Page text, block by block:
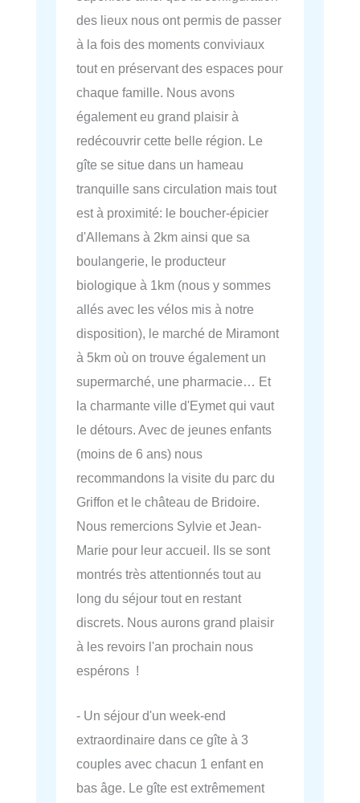
des lieux nous ont permis de passer
à la fois des moments conviviaux
tout en préservant des espaces pour
chaque famille. Nous avons
également eu grand plaisir à
redécouvrir cette belle région. Le
gîte se situe dans un hameau
tranquille sans circulation mais tout
est à proximité: le boucher-épicier
d'Allemans à 2km ainsi que sa
boulangerie, le producteur
biologique à 1km (nous y sommes
allés avec les vélos mis à notre
disposition), le marché de Miramont
à 5km où on trouve également un
supermarché, une pharmacie… Et
la charmante ville d'Eymet qui vaut
le détours. Avec de jeunes enfants
(moins de 6 ans) nous
recommandons la visite du parc du
Griffon et le château de Bridoire.
Nous remercions Sylvie et Jean-
Marie pour leur accueil. Ils se sont
montrés très attentionnés tout au
long du séjour tout en restant
discrets. Nous aurons grand plaisir
à les revoirs l'an prochain nous
espérons !
- Un séjour d'un week-end
extraordinaire dans ce gîte à 3
couples avec chacun 1 enfant en
bas âge. Le gîte est extrêmement